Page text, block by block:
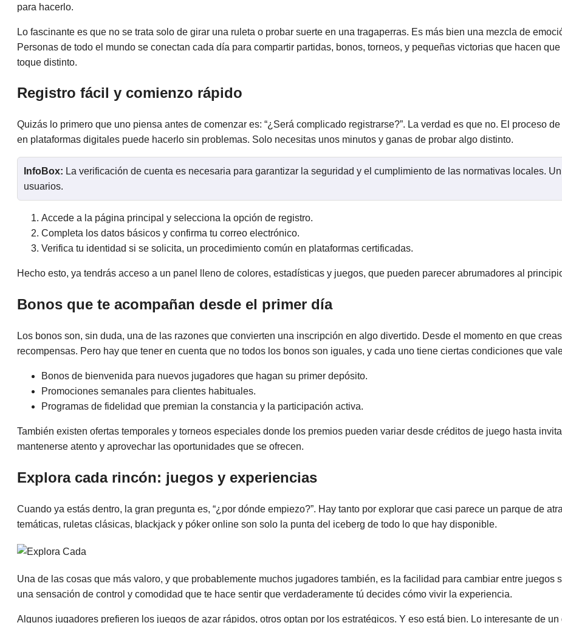
para hacerlo.
Lo fascinante es que no se trata solo de girar una ruleta o probar suerte en una tragaperras. Es más bien una mezcla de
Personas de todo el mundo se conectan cada día para compartir partidas, bonos, torneos, y pequeñas victorias que hacen
toque distinto.
Registro fácil y comienzo rápido
Quizás lo primero que uno piensa antes de comenzar es: “¿Será complicado registrarse?”. La verdad es que no. El proceso
en plataformas digitales puede hacerlo sin problemas. Solo necesitas unos minutos y ganas de probar algo distinto.
InfoBox: La verificación de cuenta es necesaria para garantizar la seguridad y el cumplimiento de las normativas locales.
usuarios.
Accede a la página principal y selecciona la opción de registro.
Completa los datos básicos y confirma tu correo electrónico.
Verifica tu identidad si se solicita, un procedimiento común en plataformas certificadas.
Hecho esto, ya tendrás acceso a un panel lleno de colores, estadísticas y juegos, que pueden parecer abrumadores al
Bonos que te acompañan desde el primer día
Los bonos son, sin duda, una de las razones que convierten una inscripción en algo divertido. Desde el momento en que
recompensas. Pero hay que tener en cuenta que no todos los bonos son iguales, y cada uno tiene ciertas condiciones que
Bonos de bienvenida para nuevos jugadores que hagan su primer depósito.
Promociones semanales para clientes habituales.
Programas de fidelidad que premian la constancia y la participación activa.
También existen ofertas temporales y torneos especiales donde los premios pueden variar desde créditos de juego hasta
mantenerse atento y aprovechar las oportunidades que se ofrecen.
Explora cada rincón: juegos y experiencias
Cuando ya estás dentro, la gran pregunta es, “¿por dónde empiezo?”. Hay tanto por explorar que casi parece un parque de
temáticas, ruletas clásicas, blackjack y póker online son solo la punta del iceberg de todo lo que hay disponible.
Una de las cosas que más valoro, y que probablemente muchos jugadores también, es la facilidad para cambiar entre
una sensación de control y comodidad que te hace sentir que verdaderamente tú decides cómo vivir la experiencia.
Algunos jugadores prefieren los juegos de azar rápidos, otros optan por los estratégicos. Y eso está bien. Lo interesante de